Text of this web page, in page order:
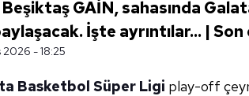
Beşiktaş GAİN, sahasında
İşte ayrıntılar... |
2026 - 18:25
Basketbol Süper Ligi play-off